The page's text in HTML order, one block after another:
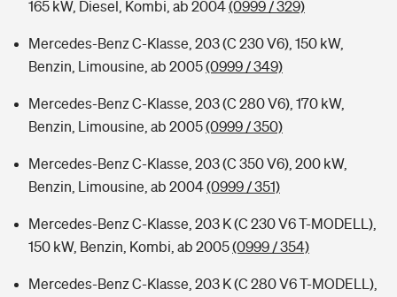
165 kW, Diesel, Kombi, ab 2004(0999 / 329)
Mercedes-Benz C-Klasse, 203 (C 230 V6), 150 kW,
Benzin, Limousine, ab 2005(0999 / 349)
Mercedes-Benz C-Klasse, 203 (C 280 V6), 170 kW,
Benzin, Limousine, ab 2005(0999 / 350)
Mercedes-Benz C-Klasse, 203 (C 350 V6), 200 kW,
Benzin, Limousine, ab 2004(0999 / 351)
Mercedes-Benz C-Klasse, 203 K (C 230 V6 T-MODELL),
150 kW, Benzin, Kombi, ab 2005(0999 / 354)
Mercedes-Benz C-Klasse, 203 K (C 280 V6 T-MODELL),